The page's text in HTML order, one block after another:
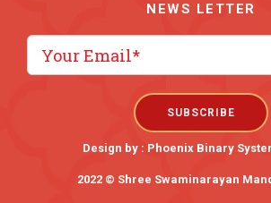
NEWS LETTER
Design by : Phoenix Binary
2022 © Shree Swaminarayan